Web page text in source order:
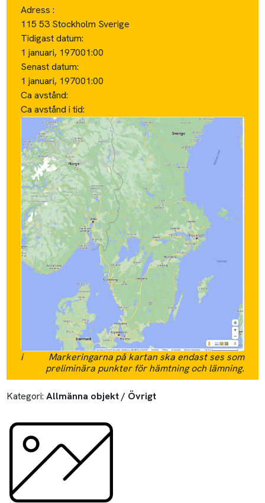
Adress :
115 53 Stockholm Sverige
Tidigast datum:
1 januari, 197001:00
Senast datum:
1 januari, 197001:00
Ca avstånd:
Ca avstånd i tid:
i
Markeringarna på kartan ska endast ses som
preliminära punkter för hämtning och lämning.
Kategori: Allmänna objekt / Övrigt